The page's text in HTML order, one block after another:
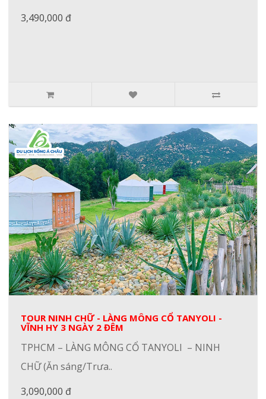
3,490,000 đ
TOUR NINH CHỮ - LÀNG MÔNG CỔ TANYOLI -
VĨNH HY 3 NGÀY 2 ĐÊM
TPHCM – LÀNG MÔNG CỔ TANYOLI – NINH
CHỮ (Ăn sáng/Trưa..
3,090,000 đ